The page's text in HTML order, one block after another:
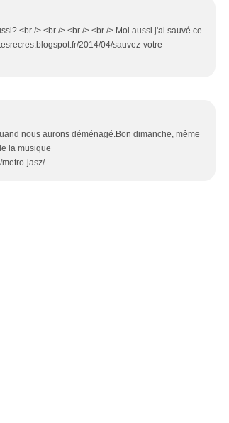
<br /> <br /> <br /> <br /> Moi aussi j'ai sauvé ce
2014/04/sauvez-votre-
nous aurons déménagé.Bon dimanche, même
la musique
jasz/